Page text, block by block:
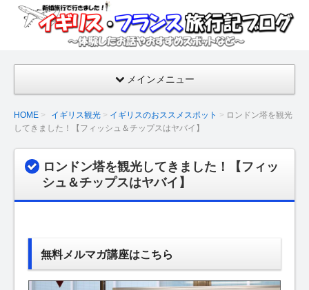
イギ
ンス
旅行
記ブ
【新
婚旅
すめ
スポ
ッ
メインメニュー
HOME イギリス観光 イギリスのおススメスポット
ロンドン塔を観光
してきました！【フィッシュ＆チップスはヤバイ】
ロンドン塔を観光してきました！【フィッ
シュ＆チップスはヤバイ】
無料メルマガ講座はこちら